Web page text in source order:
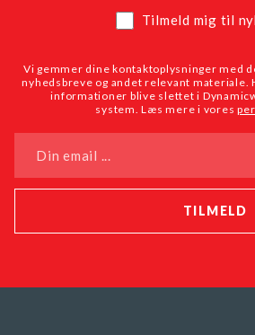
Tilmeld mig til
Vi gemmer dine kontaktoplysninger med
nyhedsbreve og andet relevant materiale.
informationer blive slettet i
system. Læs mere i vores
Din email ...